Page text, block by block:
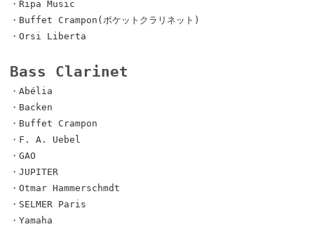
・Ripa Music
・Buffet Crampon(ポケットクラリネット)
・Orsi Liberta
Bass Clarinet
・Abélia
・Backen
・Buffet Crampon
・F. A. Uebel
・GAO
・JUPITER
・Otmar Hammerschmdt
・SELMER Paris
・Yamaha